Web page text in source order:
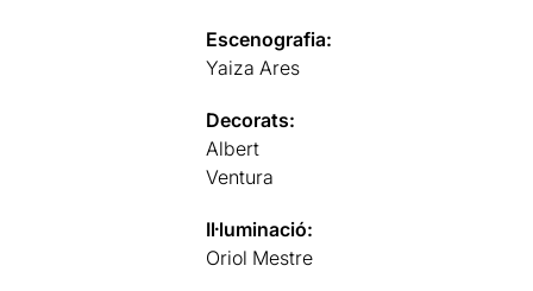
Escenografia:
Yaiza Ares
Decorats:
Albert
Ventura
Il·luminació:
Oriol Mestre